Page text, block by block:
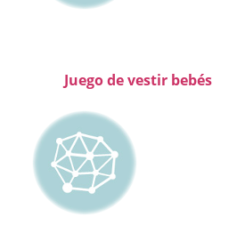
Juego de vestir bebés